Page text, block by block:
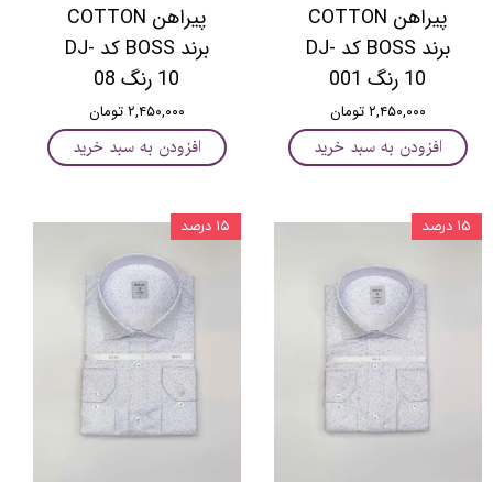
پیراهن COTTON
برند BOSS کد DJ-
10 رنگ 001
۲,۴۵۰,۰۰۰ تومان
افزودن به سبد خرید
پیراهن COTTON
برند BOSS کد DJ-
10 رنگ 08
۲,۴۵۰,۰۰۰ تومان
افزودن به سبد خرید
۱۵ درصد ۱۵ درصد